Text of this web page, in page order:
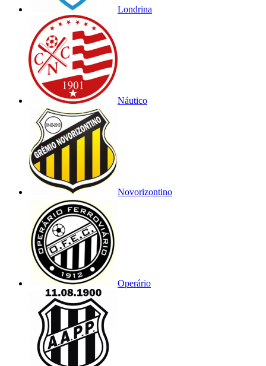
Londrina
Náutico
Novorizontino
Operário